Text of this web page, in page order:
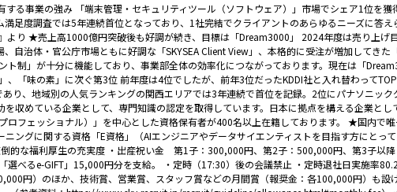
る事業の強み 「端末管理・セキュリティツール（ソフトウェア）」市場でシェア1位を
足度調査では5年連続首位となっており、1社完結でクライアントのあらゆるニーズに答
★売上高1000億円突破後も好調が続き、目標は「Dream3000」 2024年度は売り上げ
自治体・官公庁市場ともに好調な「SKYSEA Client View」、本格的に受注が増加してき
ト制」が十分に機能しており、事業部全体の効率化につながっております。現在は「
「味の素」に次ぐ第3位 前年度は4位でしたが、前年3位だったKDDI社と入れ替わって
り、地域別の人気ランキングの関西エリアでは3年連続で首位を記録。2位にパナソニッ
収めている企業として、専門知識の認定を取得しています。日本に拠点を構える企業と
フェッショナル）」を中心とした資格保有者が400名以上在籍しております。 ★国内で
ングに関する資格「E資格」（AIエンジニアやデータサイエンティストを目指す方にと
的な福利厚生の充実度 ・出産祝い金 第1子：300,000円、第2子：500,000円、第3子以
べるe-GIFT」15,000円分を支給。 ・定時（17:30）後の会議禁止 ・定時退社日実施率
円）のほか、技術賞、営業賞、スタッフ賞などの月間賞（報奨金：各100,000円）も